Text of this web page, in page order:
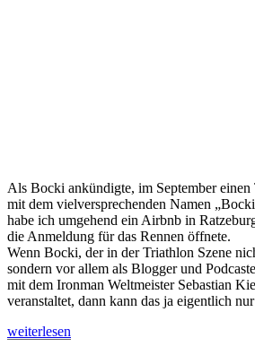
Als Bocki ankündigte, im September
mit dem vielversprechenden Namen
habe ich umgehend ein Airbnb in
die Anmeldung für das Rennen öffnete.
Wenn Bocki, der in der Triathlon Szene
sondern vor allem als Blogger und
mit dem Ironman Weltmeister Sebastian
veranstaltet, dann kann das ja eigentlich
„Bockis
weiterlesen